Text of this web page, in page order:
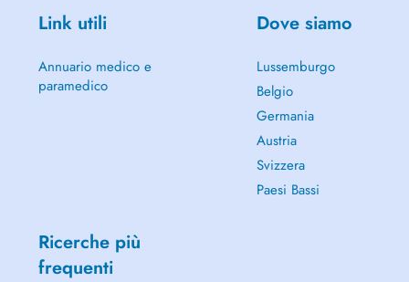
Link utili
Annuario medico e
paramedico
Dove siamo
Lussemburgo
Belgio
Germania
Austria
Svizzera
Paesi Bassi
Ricerche più
frequenti